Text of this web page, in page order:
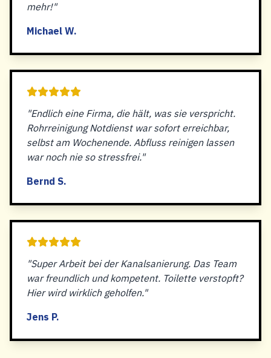
mehr!"
Michael W.
"Endlich eine Firma, die hält, was sie verspricht.
Rohrreinigung Notdienst war sofort erreichbar,
selbst am Wochenende. Abfluss reinigen lassen
war noch nie so stressfrei."
Bernd S.
"Super Arbeit bei der Kanalsanierung. Das Team
war freundlich und kompetent. Toilette verstopft?
Hier wird wirklich geholfen."
Jens P.